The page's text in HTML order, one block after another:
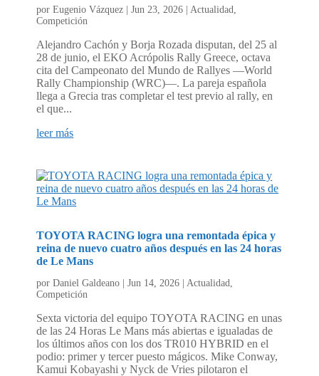
porEugenio Vázquez |Jun 23, 2026 Actualidad
Competición
Alejandro Cachón y Borja Rozada disputan, del 25 al
28 de junio, el EKO Acrópolis Rally Greece, octava
cita del Campeonato del Mundo de Rallyes —World
Rally Championship (WRC)—. La pareja española
llega a Grecia tras completar el test previo al rally, en
el que...
leer más
TOYOTA RACING logra una remontada épica y
reina de nuevo cuatro años después en las 24 horas
de Le Mans
porDaniel Galdeano |Jun 14, 2026 Actualidad
Competición
Sexta victoria del equipo TOYOTA RACING en unas
de las 24 Horas Le Mans más abiertas e igualadas de
los últimos años con los dos TR010 HYBRID en el
podio: primer y tercer puesto mágicos. Mike Conway,
Kamui Kobayashi y Nyck de Vries pilotaron el